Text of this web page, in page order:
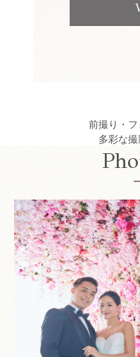
前撮り・
多彩な